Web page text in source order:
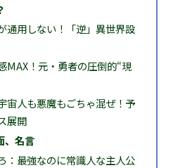
通用しない！「逆」異世界設
MAX！元・勇者の圧倒的“現
宙人も悪魔もごちゃ混ぜ！予
展開
、名言
：最強なのに常識人な主人公